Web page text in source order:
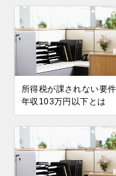
所得税が課されない要
年収103万円以下とは